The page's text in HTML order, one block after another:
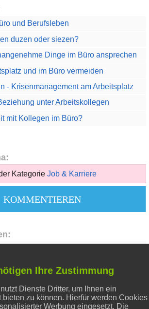
und Berufsleben
duzen oder siezen?
Dinge im Büro ansprechen
und im Büro vermeiden
- Krisenmanagement am Arbeitsplatz
unter Arbeitskollegen
mit Kollegen im Büro?
Kategorie Job & Karriere
& Partnerschaft
Ihre Zustimmung
Dienste Dritter, um Ihnen ein
bieten zu können. Hierfür werden Cookies
Werbung eingesetzt. Die